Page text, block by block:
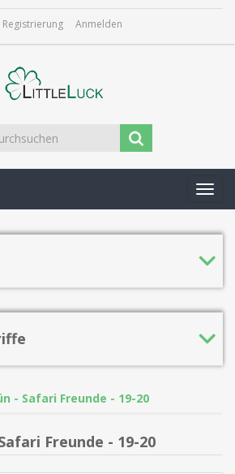
Registrierung Anmelden
- Safari Freunde - 19-20
Freunde - 19-20